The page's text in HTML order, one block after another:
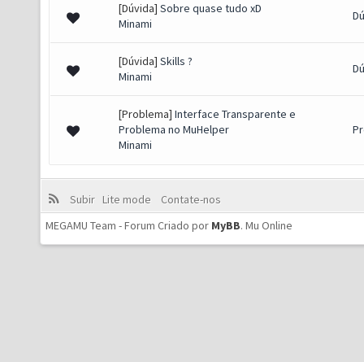
[Dúvida] Sobre quase tudo xD
Minami
[Dúvida] Skills ?
Minami
[Problema] Interface Transparente e
Problema no MuHelper
Minami
Subir Lite mode
Contate-nos
MEGAMU Team - Forum Criado por MyBB. Mu Online